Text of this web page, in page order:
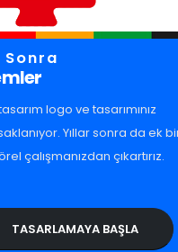
Sonra
logo ve tasarımınız
Yıllar sonra da ek
çalışmanızdan çıkartırız.
TASARLAMAYA BAŞLA